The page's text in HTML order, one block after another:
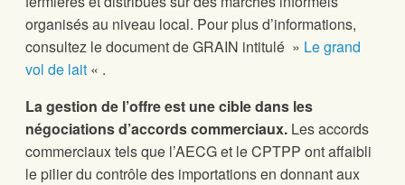
organisés au niveau local. Pour plus d’informations,
consultez le document de GRAIN intitulé » Le grand
vol de lait « .
La gestion de l’offre est une cible dans les
négociations d’accords commerciaux. Les accords
commerciaux tels que l’AECG et le CPTPP ont affaibli
le pilier du contrôle des importations en donnant aux